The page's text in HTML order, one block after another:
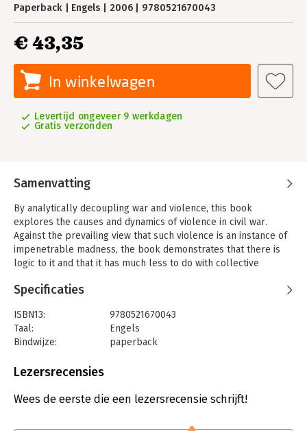
Paperback Engels 2006 9780521670043
€ 43,35
In winkelwagen
Levertijd ongeveer 9 werkdagen
Gratis verzonden
Samenvatting
By analytically decoupling war and violence, this book
explores the causes and dynamics of violence in civil war.
Against the prevailing view that such violence is an instance of
impenetrable madness, the book demonstrates that there is
logic to it and that it has much less to do with collective
Kalyvas specifies a novel theory of selective violence: it is
individual civilians trying to avoid the worst but also grabbing
what opportunities their predicament affords them. Violence,
he finds, is never a simple reflection of the optimal strategy of
maximization logics while producing surprising outcomes, such
Specificaties
ISBN13:
9780521670043
Taal:
Engels
Bindwijze:
paperback
Uitgever:
Cambridge Studies in
Lezersrecensies
Wees de eerste die een lezersrecensie schrijft!